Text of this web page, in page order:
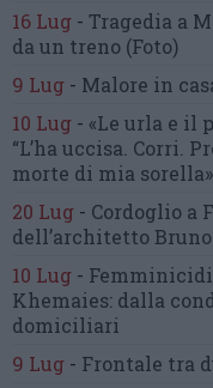
16 Lug - Tragedia a
da un treno (Foto)
9 Lug - Malore in
10 Lug - «Le urla e il
“L’ha uccisa. Corri.
morte di mia sorella»
20 Lug - Cordoglio a
dell’architetto Bruno
10 Lug -
Khemaies: dalla
domiciliari
9 Lug - Frontale tra